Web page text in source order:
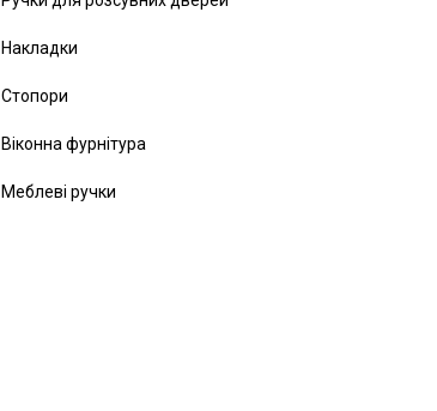
Накладки
Стопори
Віконна фурнітура
Меблеві ручки